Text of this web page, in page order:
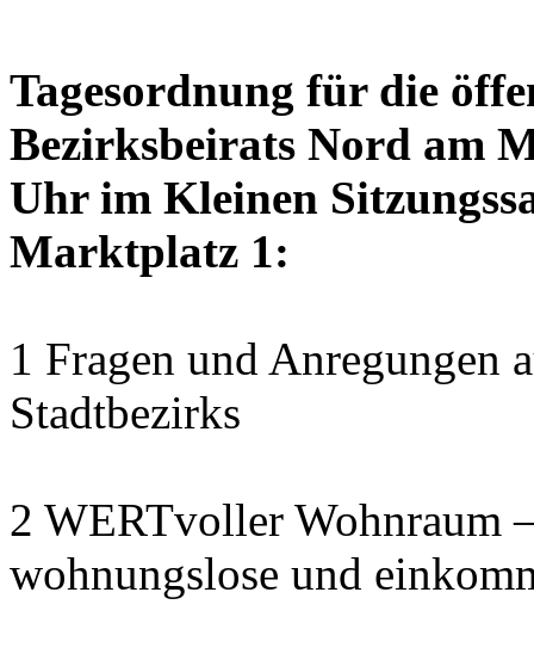
Tagesordnung für die
Bezirksbeirats Nord am
Uhr im Kleinen
Marktplatz 1:
1 Fragen und Anregungen
Stadtbezirks
2 WERTvoller Wohnraum
wohnungslose und